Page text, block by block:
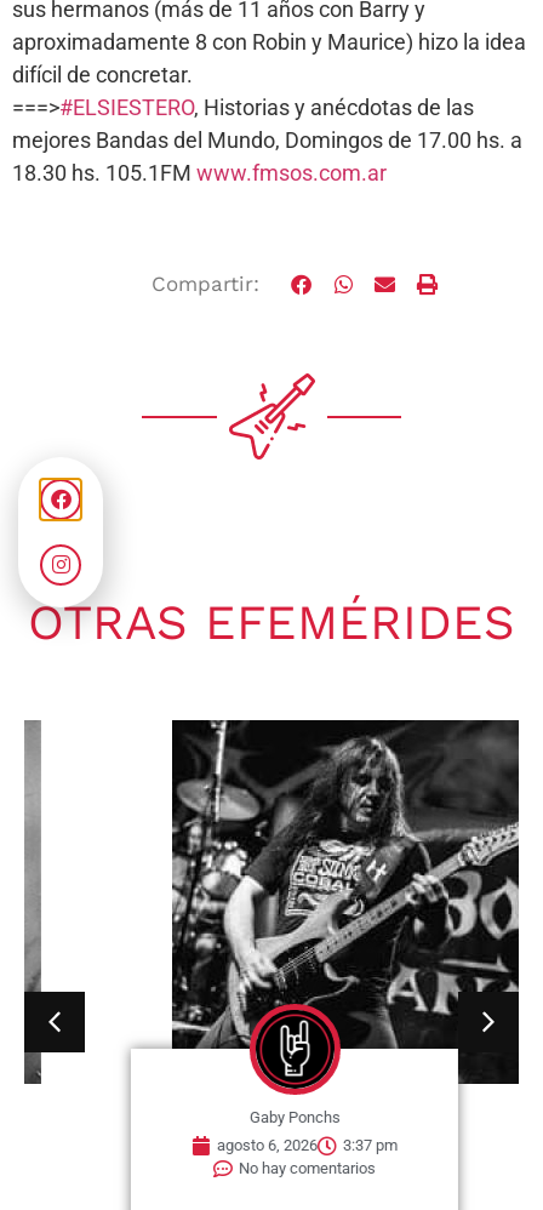
sus hermanos (más de 11 años con Barry y
aproximadamente 8 con Robin y Maurice) hizo la idea
difícil de concretar.
===>#ELSIESTERO, Historias y anécdotas de las
mejores Bandas del Mundo, Domingos de 17.00 hs. a
18.30 hs. 105.1FM www.fmsos.com.ar
Compartir:
OTRAS EFEMÉRIDES
Gaby Ponchs
agosto 6, 2026
3:37 pm
No hay comentarios